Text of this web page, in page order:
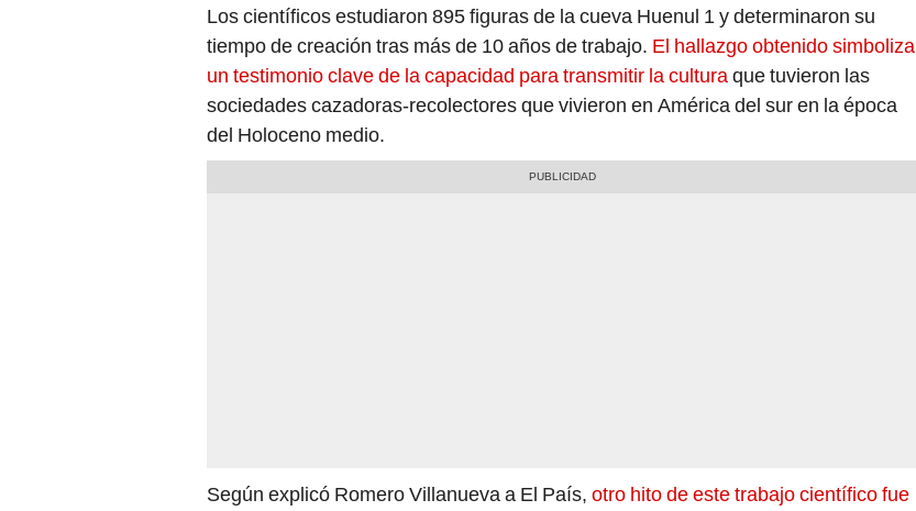
Los científicos estudiaron 895 figuras de la cueva Huenul 1 y determinaron su
tiempo de creación tras más de 10 años de trabajo. El hallazgo obtenido simboliza
un testimonio clave de la capacidad para transmitir la culturaque tuvieron las
sociedades cazadoras-recolectores que vivieron en América del sur en la época
del Holoceno medio.
Según explicó Romero Villanueva a El País, otro hito de este trabajo científico fue